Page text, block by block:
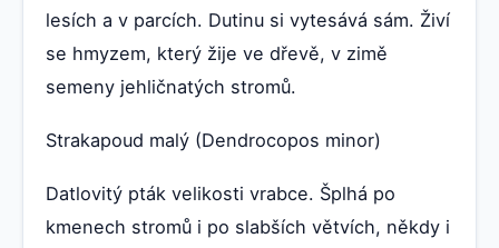
lesích a v parcích. Dutinu si vytesává sám. Živí
se hmyzem, který žije ve dřevě, v zimě
semeny jehličnatých stromů.
Strakapoud malý (Dendrocopos minor)
Datlovitý pták velikosti vrabce. Šplhá po
kmenech stromů i po slabších větvích, někdy i